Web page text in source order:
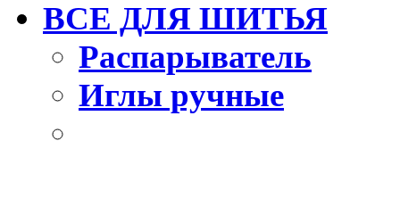
ВСЕ ДЛЯ ШИТЬЯ
Распарыватель
Иглы ручные